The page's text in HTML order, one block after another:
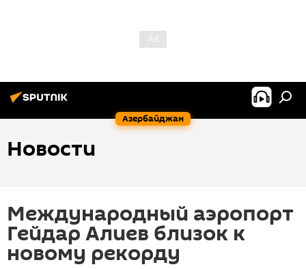
Азербайджан
Новости
Международный аэропорт
Гейдар Алиев близок к
новому рекорду